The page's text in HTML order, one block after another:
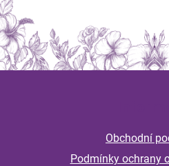
Z
Obchodní
Podmínky ochrany